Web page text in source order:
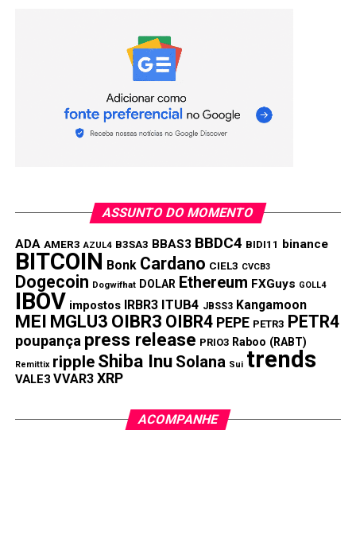
TÓPICOS RELACIONADOS: CORREIOS
Governo Lula leva os Correios novamente à beira da
ASSUNTO DO MOMENTO
ADA AMER3 AZUL4 B3SA3 BBAS3 BBDC4 BIDI11 binance
BITCOIN Bonk Cardano CIEL3 CVCB3
Dogecoin Dogwifhat DOLAR Ethereum FXGuys GOLL4
IBOV impostos IRBR3 ITUB4 JBSS3 Kangamoon
MEI MGLU3 OIBR3 OIBR4 PEPE PETR3 PETR4
poupança press release PRIO3 Raboo (RABT)
Remittix ripple Shiba Inu Solana Sui trends
VALE3 VVAR3 XRP
ACOMPANHE